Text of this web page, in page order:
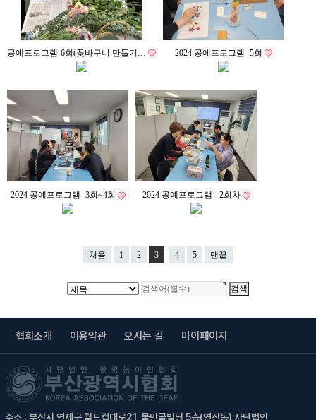
공예프로그램-6회(꽃바구니 만들기… 2024 공예프로그램 -5회
2024 공예프로그램 -3회~4회 2024 공예프로그램 - 2회차
처음 1 2 3 4 5 맨끝
협회소개 이용약관 오시는 길 마이페이지
주소 : 부산시 연제구 월드컵대로21, 물만골빌딩 5층(연산동) 사단법인